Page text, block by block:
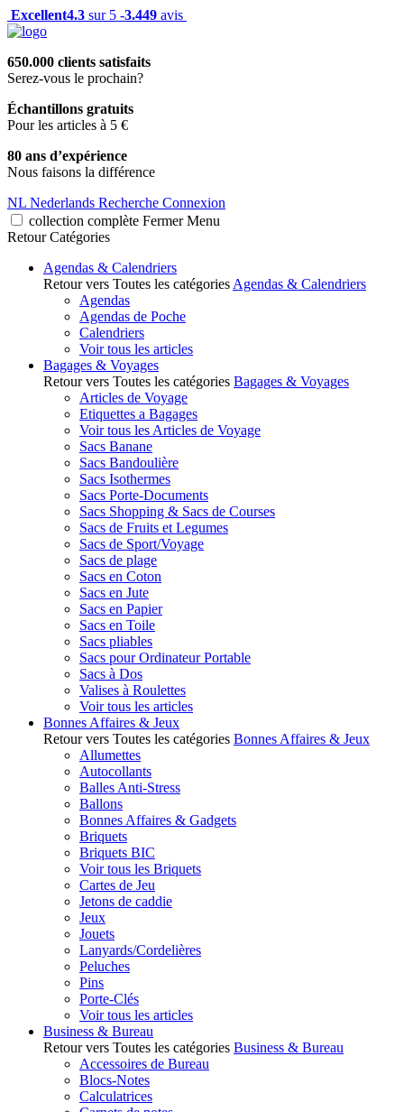
Excellent4.3 sur 5 -3.449 avis
650.000 clients satisfaits
Serez-vous le prochain?
Échantillons gratuits
Pour les articles à 5 €
80 ans d’expérience
Nous faisons la différence
NL Nederlands Recherche Connexion
collection complète Fermer Menu
Retour Catégories
Agendas & Calendriers
Retour vers Toutes les catégories Agendas & Calendriers
Agendas
Agendas de Poche
Calendriers
Voir tous les articles
Bagages & Voyages
Retour vers Toutes les catégories Bagages & Voyages
Articles de Voyage
Etiquettes a Bagages
Voir tous les Articles de Voyage
Sacs Banane
Sacs Bandoulière
Sacs Isothermes
Sacs Porte-Documents
Sacs Shopping & Sacs de Courses
Sacs de Fruits et Legumes
Sacs de Sport/Voyage
Sacs de plage
Sacs en Coton
Sacs en Jute
Sacs en Papier
Sacs en Toile
Sacs pliables
Sacs pour Ordinateur Portable
Sacs à Dos
Valises à Roulettes
Voir tous les articles
Bonnes Affaires & Jeux
Retour vers Toutes les catégories Bonnes Affaires & Jeux
Allumettes
Autocollants
Balles Anti-Stress
Ballons
Bonnes Affaires & Gadgets
Briquets
Briquets BIC
Voir tous les Briquets
Cartes de Jeu
Jetons de caddie
Jeux
Jouets
Lanyards/Cordelières
Peluches
Pins
Porte-Clés
Voir tous les articles
Business & Bureau
Retour vers Toutes les catégories Business & Bureau
Accessoires de Bureau
Blocs-Notes
Calculatrices